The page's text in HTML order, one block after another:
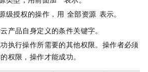
级授权的操作，用 全部资源 表示。
产品自身定义的条件关键字。
执行操作所需要的其他权限。操作者必须
权限，操作才能成功。